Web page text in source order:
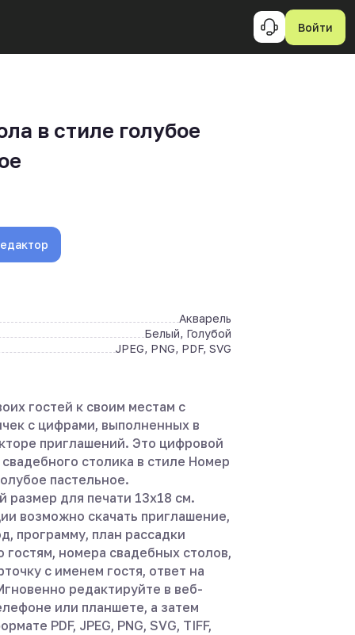
Войти
в стиле голубое
гостей к своим местам с
с цифрами, выполненных в
приглашений. Это цифровой
столика в стиле Номер
пастельное.
размер для печати 13х18 см.
возможно скачать приглашение,
программу, план рассадки
гостям, номера свадебных столов,
с именем гостя, ответ на
редактируйте в веб-
или планшете, а затем
PDF, JPEG, PNG, SVG, TIFF,
Акварель
Белый, Голубой
JPEG, PNG, PDF, SVG